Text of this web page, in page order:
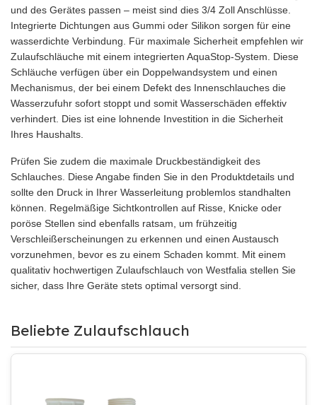
und des Gerätes passen – meist sind dies 3/4 Zoll Anschlüsse.
Integrierte Dichtungen aus Gummi oder Silikon sorgen für eine
wasserdichte Verbindung. Für maximale Sicherheit empfehlen wir
Zulaufschläuche mit einem integrierten AquaStop-System. Diese
Schläuche verfügen über ein Doppelwandsystem und einen
Mechanismus, der bei einem Defekt des Innenschlauches die
Wasserzufuhr sofort stoppt und somit Wasserschäden effektiv
verhindert. Dies ist eine lohnende Investition in die Sicherheit
Ihres Haushalts.
Prüfen Sie zudem die maximale Druckbeständigkeit des
Schlauches. Diese Angabe finden Sie in den Produktdetails und
sollte den Druck in Ihrer Wasserleitung problemlos standhalten
können. Regelmäßige Sichtkontrollen auf Risse, Knicke oder
poröse Stellen sind ebenfalls ratsam, um frühzeitig
Verschleißerscheinungen zu erkennen und einen Austausch
vorzunehmen, bevor es zu einem Schaden kommt. Mit einem
qualitativ hochwertigen Zulaufschlauch von Westfalia stellen Sie
sicher, dass Ihre Geräte stets optimal versorgt sind.
Beliebte Zulaufschlauch